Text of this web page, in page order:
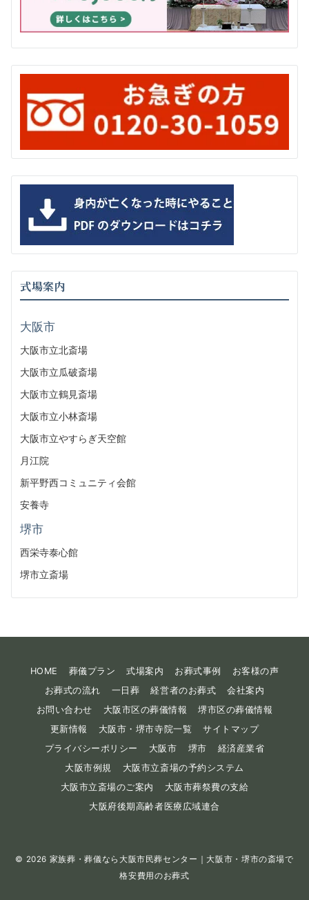
式場案内
大阪市
大阪市立北斎場
大阪市立瓜破斎場
大阪市立鶴見斎場
大阪市立小林斎場
大阪市立やすらぎ天空館
月江院
新平野西コミュニティ会館
安養寺
堺市
西栄寺泰心館
堺市立斎場
HOME 葬儀プラン 式場案内 お葬式事例
お客様の声
お葬式の流れ
一日葬 経営者のお葬式
会社案内
お問い合わせ
大阪市区の葬儀情報
堺市区の葬儀情報
更新情報
大阪市・堺市寺院一覧
サイトマップ
プライバシーポリシー
大阪市 堺市
経済産業省
大阪市例規
大阪市立斎場の予約システム
大阪市立斎場のご案内
大阪市葬祭費の支給
大阪府後期高齢者医療広域連合
© 2026 家族葬・葬儀なら大阪市民葬センター｜大阪市・堺市の斎場で
格安費用のお葬式